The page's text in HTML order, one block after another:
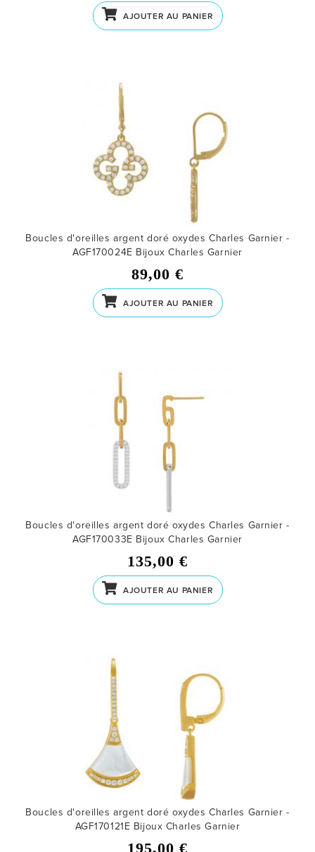
AJOUTER AU PANIER
Boucles d'oreilles argent doré oxydes Charles Garnier -
AGF170024E Bijoux Charles Garnier
89,00 €
AJOUTER AU PANIER
Boucles d'oreilles argent doré oxydes Charles Garnier -
AGF170033E Bijoux Charles Garnier
135,00 €
AJOUTER AU PANIER
Boucles d'oreilles argent doré oxydes Charles Garnier -
AGF170121E Bijoux Charles Garnier
195,00 €